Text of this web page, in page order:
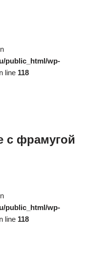
public_html/wp-
line 118
с фрамугой
public_html/wp-
line 118